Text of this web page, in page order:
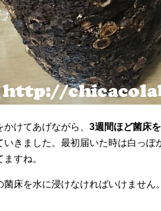
けてあげながら、 3週間ほど菌床
いきました。最初届いた時は白っ
すね。
菌床を水に浸けなければいけません。